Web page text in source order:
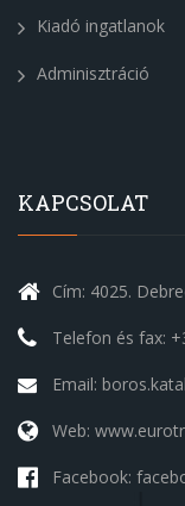
Kiadó ingatlanok
Adminisztráció
KAPCSOLAT
Cím: 4025.
Telefon és fax:
Email:
Web:
Facebook: